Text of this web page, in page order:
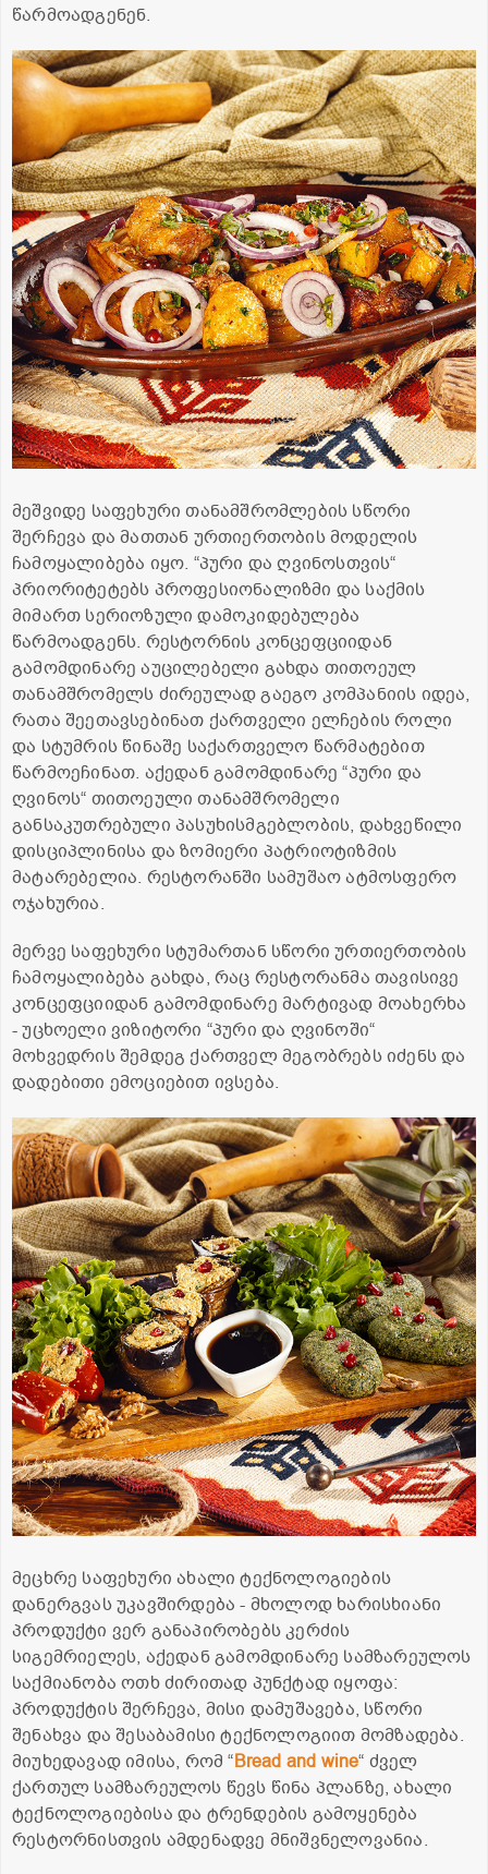
წარმოადგენენ.
მეშვიდე საფეხური თანამშრომლების სწორი
შერჩევა და მათთან ურთიერთობის მოდელის
ჩამოყალიბება იყო. “პური და ღვინოსთვის“
პრიორიტეტებს პროფესიონალიზმი და საქმის
მიმართ სერიოზული დამოკიდებულება
წარმოადგენს. რესტორნის კონცეფციიდან
გამომდინარე აუცილებელი გახდა თითოეულ
თანამშრომელს ძირეულად გაეგო კომპანიის იდეა,
რათა შეეთავსებინათ ქართველი ელჩების როლი
და სტუმრის წინაშე საქართველო წარმატებით
წარმოეჩინათ. აქედან გამომდინარე “პური და
ღვინოს“ თითოეული თანამშრომელი
განსაკუთრებული პასუხისმგებლობის, დახვეწილი
დისციპლინისა და ზომიერი პატრიოტიზმის
მატარებელია. რესტორანში სამუშაო ატმოსფერო
ოჯახურია.
მერვე საფეხური სტუმართან სწორი ურთიერთობის
ჩამოყალიბება გახდა, რაც რესტორანმა თავისივე
კონცეფციიდან გამომდინარე მარტივად მოახერხა
- უცხოელი ვიზიტორი “პური და ღვინოში“
მოხვედრის შემდეგ ქართველ მეგობრებს იძენს და
დადებითი ემოციებით ივსება.
მეცხრე საფეხური ახალი ტექნოლოგიების
დანერგვას უკავშირდება - მხოლოდ ხარისხიანი
პროდუქტი ვერ განაპირობებს კერძის
სიგემრიელეს, აქედან გამომდინარე სამზარეულოს
საქმიანობა ოთხ ძირითად პუნქტად იყოფა:
პროდუქტის შერჩევა, მისი დამუშავება, სწორი
შენახვა და შესაბამისი ტექნოლოგიით მომზადება.
მიუხედავად იმისა, რომ “Bread and wine“ ძველ
ქართულ სამზარეულოს წევს წინა პლანზე, ახალი
ტექნოლოგიებისა და ტრენდების გამოყენება
რესტორნისთვის ამდენადვე მნიშვნელოვანია.